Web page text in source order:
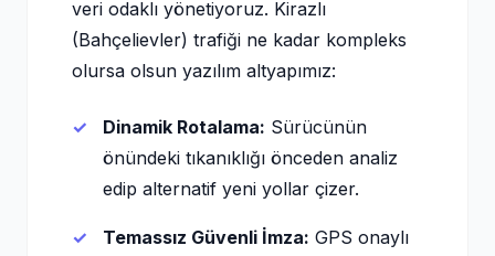
veri odaklı yönetiyoruz. Kirazlı
(Bahçelievler) trafiği ne kadar kompleks
olursa olsun yazılım altyapımız:
Dinamik Rotalama: Sürücünün
önündeki tıkanıklığı önceden analiz
edip alternatif yeni yollar çizer.
Temassız Güvenli İmza: GPS onaylı